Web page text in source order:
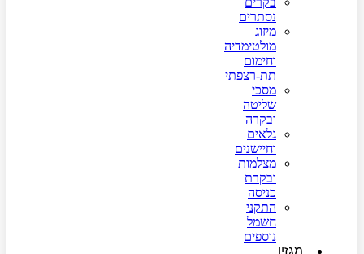
נסתרים
מיזוג
מולטימדיה
וחימום
תת-רצפתי
מסכי
שליטה
ובקרה
גלאים
וחיישנים
מצלמות
ובקרת
כניסה
התקני
חשמל
נוספים
מגזין